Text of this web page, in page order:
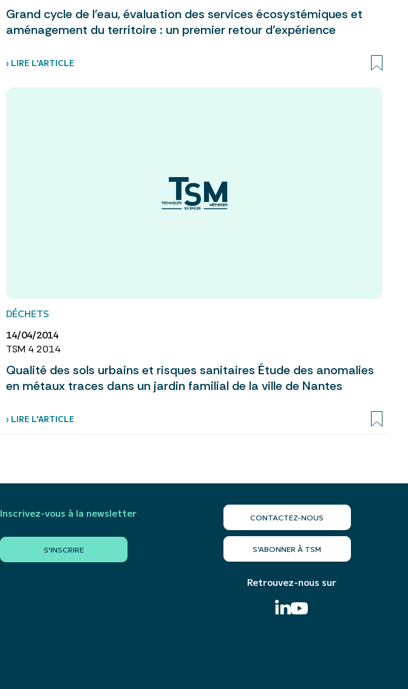
Grand cycle de l’eau, évaluation des services écosystémiques et
aménagement du territoire : un premier retour d’expérience
› LIRE L’ARTICLE
DÉCHETS
14/04/2014
TSM 4 2014
Qualité des sols urbains et risques sanitaires Étude des anomalies
en métaux traces dans un jardin familial de la ville de Nantes
› LIRE L’ARTICLE
Inscrivez-vous à la newsletter
S'INSCRIRE
CONTACTEZ-NOUS
S’ABONNER À TSM
Retrouvez-nous sur